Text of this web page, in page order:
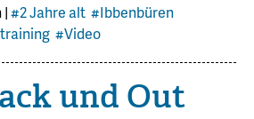
|#2 Jahre alt #Ibbenbüren
#Video
und Out